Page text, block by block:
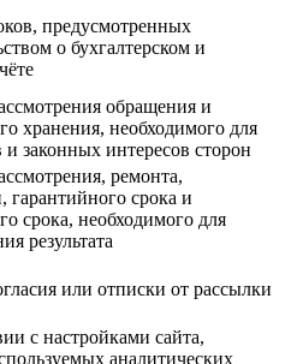
предусмотренных
о бухгалтерском и
обращения и
хранения, необходимого для
законных интересов сторон
ремонта,
гарантийного срока и
срока, необходимого для
результата
или отписки от рассылки
с настройками сайта,
аналитических